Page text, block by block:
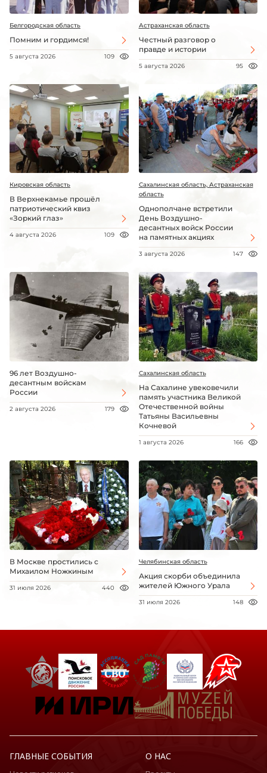
Белгородская область
Помним и гордимся!
5 августа 2026 109
Астраханская область
Честный разговор о
правде и истории
5 августа 2026 95
Кировская область
В Верхнекамье прошёл
патриотический квиз
«Зоркий глаз»
4 августа 2026 109
Сахалинская область, Астраханская
область
Однополчане встретили
День Воздушно-
десантных войск России
на памятных акциях
3 августа 2026 147
96 лет Воздушно-
десантным войскам
России
2 августа 2026 179
Сахалинская область
На Сахалине увековечили
память участника Великой
Отечественной войны
Татьяны Васильевны
Кочневой
1 августа 2026 166
В Москве простились с
Михаилом Ножкиным
31 июля 2026 440
Челябинская область
Акция скорби объединила
жителей Южного Урала
31 июля 2026 148
ГЛАВНЫЕ СОБЫТИЯ О НАС